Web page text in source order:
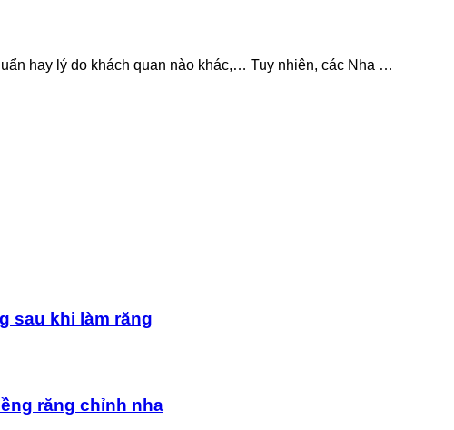
hay lý do khách quan nào khác,… Tuy nhiên, các Nha …
sau khi làm răng
răng chỉnh nha